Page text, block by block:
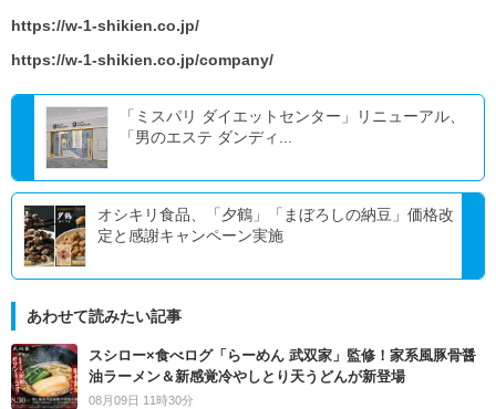
https://w-1-shikien.co.jp/
https://w-1-shikien.co.jp/company/
「ミスパリ ダイエットセンター」リニューアル、
「男のエステ ダンディ...
オシキリ食品、「夕鶴」「まぼろしの納豆」価格改
定と感謝キャンペーン実施
あわせて読みたい記事
スシロー×食べログ「らーめん 武双家」監修！家系風豚骨醤
油ラーメン＆新感覚冷やしとり天うどんが新登場
08月09日 11時30分